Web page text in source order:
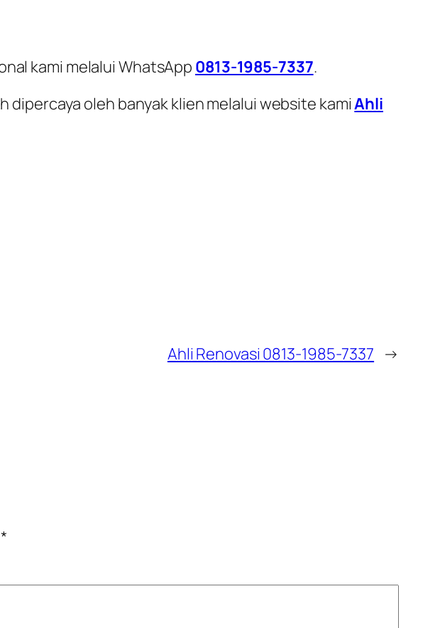
kami melalui WhatsApp 0813-1985-7337.
oleh banyak klien melalui website kamiAhli
Ahli Renovasi 0813-1985-7337 →
*